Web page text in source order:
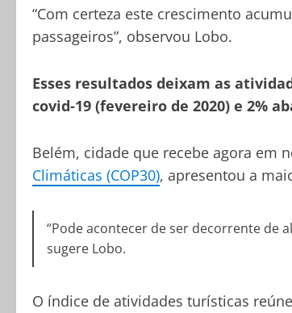
“Com certeza este crescimento
passageiros”, observou Lobo.
Esses resultados deixam as
covid-19 (fevereiro de 2020) e 2%
Belém, cidade que recebe agora em
Climáticas (COP30), apresentou a
“Pode acontecer de ser decorrente de
sugere Lobo.
O índice de atividades turísticas